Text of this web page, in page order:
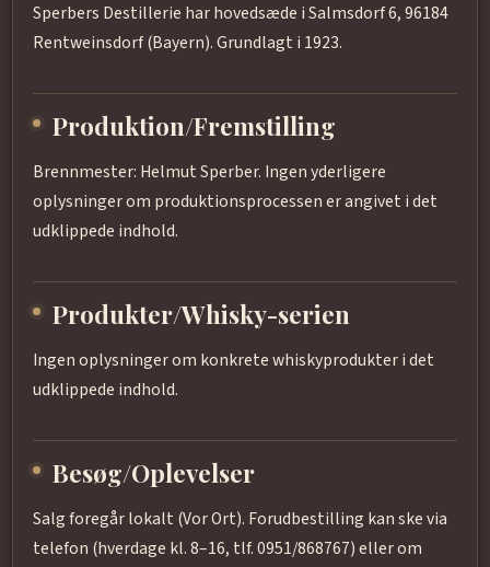
Sperbers Destillerie har hovedsæde i Salmsdorf 6, 96184
Rentweinsdorf (Bayern). Grundlagt i 1923.
Produktion/Fremstilling
Brennmester: Helmut Sperber. Ingen yderligere
oplysninger om produktionsprocessen er angivet i det
udklippede indhold.
Produkter/Whisky-serien
Ingen oplysninger om konkrete whiskyprodukter i det
udklippede indhold.
Besøg/Oplevelser
Salg foregår lokalt (Vor Ort). Forudbestilling kan ske via
telefon (hverdage kl. 8–16, tlf. 0951/868767) eller om